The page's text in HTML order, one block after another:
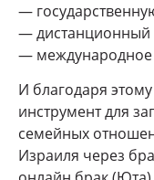
—
— дистанционный
— международное
И благодаря
инструмент для
семейных
Израиля через